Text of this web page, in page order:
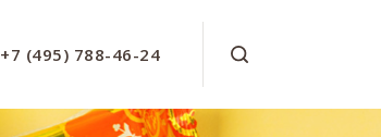
+7 (495) 788-46-24